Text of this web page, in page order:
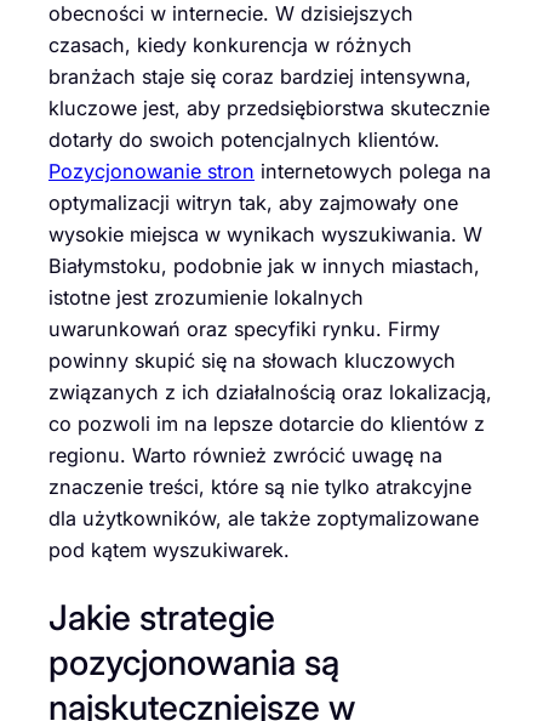
obecności w internecie. W dzisiejszych
czasach, kiedy konkurencja w różnych
branżach staje się coraz bardziej intensywna,
kluczowe jest, aby przedsiębiorstwa skutecznie
dotarły do swoich potencjalnych klientów.
Pozycjonowanie stron internetowych polega na
optymalizacji witryn tak, aby zajmowały one
wysokie miejsca w wynikach wyszukiwania. W
Białymstoku, podobnie jak w innych miastach,
istotne jest zrozumienie lokalnych
uwarunkowań oraz specyfiki rynku. Firmy
powinny skupić się na słowach kluczowych
związanych z ich działalnością oraz lokalizacją,
co pozwoli im na lepsze dotarcie do klientów z
regionu. Warto również zwrócić uwagę na
znaczenie treści, które są nie tylko atrakcyjne
dla użytkowników, ale także zoptymalizowane
pod kątem wyszukiwarek.
Jakie strategie
pozycjonowania są
najskuteczniejsze w